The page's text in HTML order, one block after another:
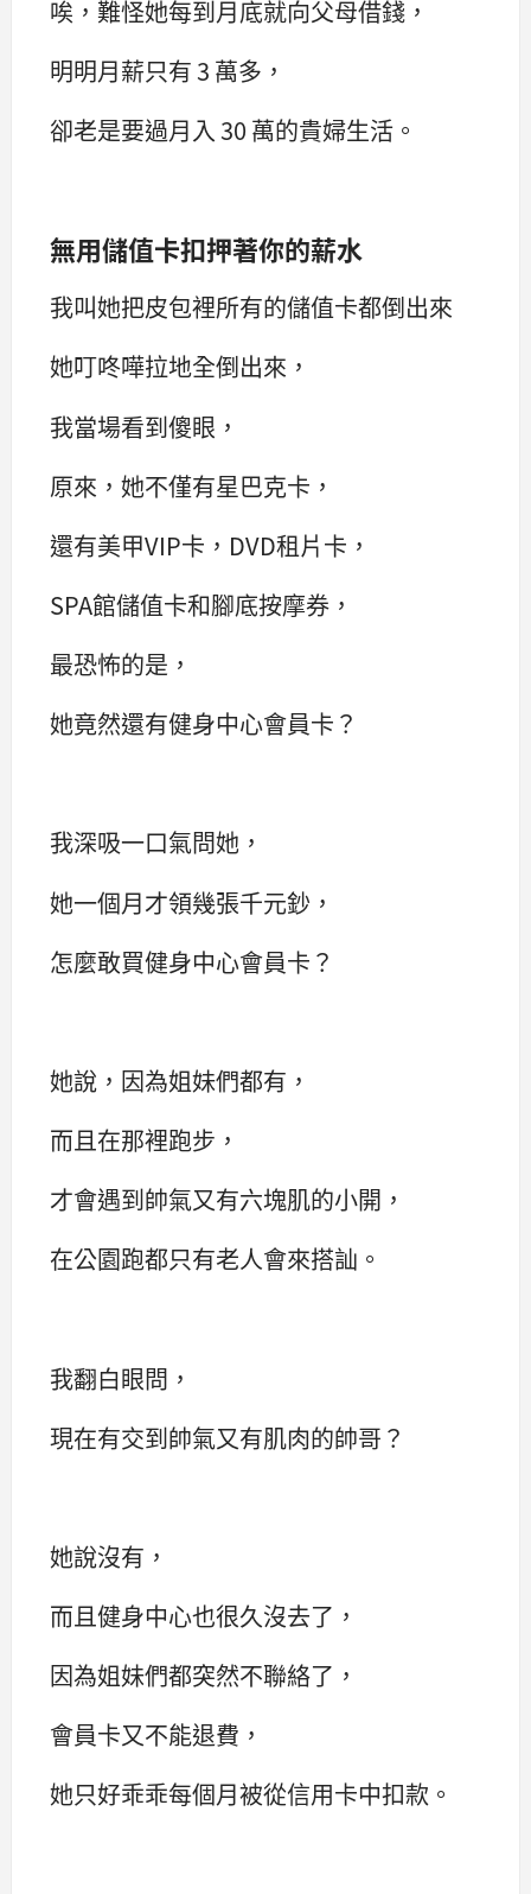
唉，難怪她每到月底就向父母借錢，
明明月薪只有 3 萬多，
卻老是要過月入 30 萬的貴婦生活。
無用儲值卡扣押著你的薪水
我叫她把皮包裡所有的儲值卡都倒出來
她叮咚嘩拉地全倒出來，
我當場看到傻眼，
原來，她不僅有星巴克卡，
還有美甲VIP卡，DVD租片卡，
SPA館儲值卡和腳底按摩券，
最恐怖的是，
她竟然還有健身中心會員卡？
我深吸一口氣問她，
她一個月才領幾張千元鈔，
怎麼敢買健身中心會員卡？
她說，因為姐妹們都有，
而且在那裡跑步，
才會遇到帥氣又有六塊肌的小開，
在公園跑都只有老人會來搭訕。
我翻白眼問，
現在有交到帥氣又有肌肉的帥哥？
她說沒有，
而且健身中心也很久沒去了，
因為姐妹們都突然不聯絡了，
會員卡又不能退費，
她只好乖乖每個月被從信用卡中扣款。